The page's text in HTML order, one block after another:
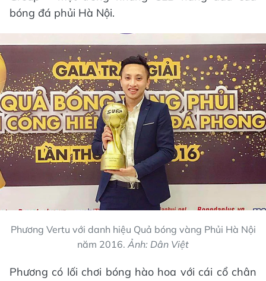
bóng đá phủi Hà Nội.
Phương Vertu với danh hiệu Quả bóng vàng Phủi Hà Nội
năm 2016. Ảnh: Dân Việt
Phương có lối chơi bóng hào hoa với cái cổ chân